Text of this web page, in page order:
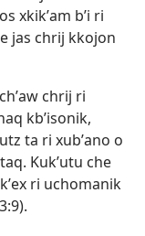
xkikʼam bʼi ri
jas chrij kkojon
chrij ri
kbʼisonik,
ta ri xubʼano o
Kukʼutu che
ri uchomanik
).